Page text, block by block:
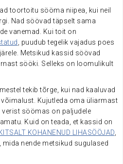
toortoitu sööma niipea, kui neil
Nad söövad täpselt sama
vanemad. Kui toit on
, puudub tegelik vajadus poes
Metsikud kassid söövad
sööki. Selleks on loomulikult
tekib tõrge, kui nad kaaluvad
Kujutleda oma üliarmast
söömas on paljudele
Kuid on teada, et kassid on
KOHANENUD LIHASÖÖJAD
mida nende metsikud sugulased